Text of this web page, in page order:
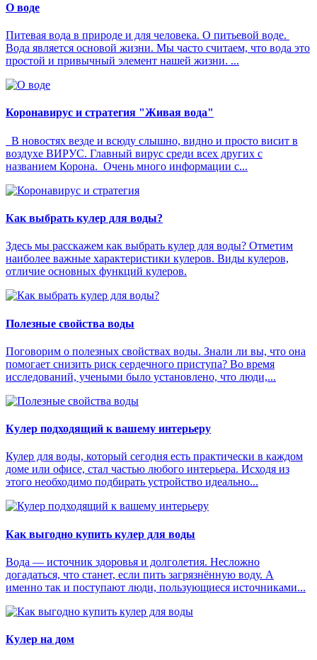
О воде
Питевая вода в природе и для человека. О питьевой воде.
Вода является основой жизни. Мы часто считаем, что вода это
простой и привычный элемент нашей жизни. ...
Коронавирус и стратегия "Живая вода"
В новостях везде и всюду слышно, видно и просто висит в
воздухе ВИРУС. Главный вирус среди всех других с
названием Корона. Очень много информации с...
Как выбрать кулер для воды?
Здесь мы расскажем как выбрать кулер для воды? Отметим
наиболее важные характеристики кулеров. Виды кулеров,
отличие основных функций кулеров.
Полезные свойства воды
Поговорим о полезных свойствах воды. Знали ли вы, что она
помогает снизить риск сердечного приступа? Во время
исследований, учеными было установлено, что люди,...
Кулер подходящий к вашему интерьеру
Кулер для воды, который сегодня есть практически в каждом
доме или офисе, стал частью любого интерьера. Исходя из
этого необходимо подбирать устройство идеально...
Как выгодно купить кулер для воды
Вода — источник здоровья и долголетия. Несложно
догадаться, что станет, если пить загрязнённую воду. А
именно так и поступают люди, пользующиеся источниками...
Кулер на дом